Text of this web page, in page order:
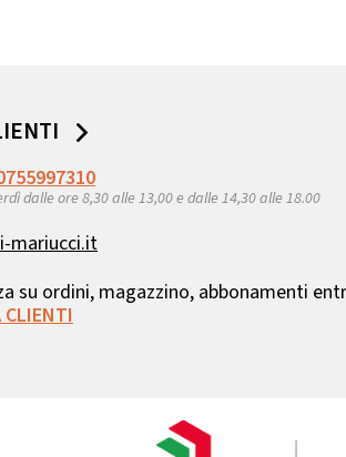
dalle ore 8,30 alle 13,00 e dalle 14,30 alle 18.00
mariucci.it
su ordini, magazzino, abbonamenti
CLIENTI